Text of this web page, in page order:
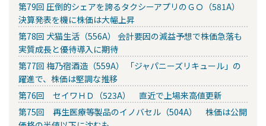
第79回 圧倒的シェアを誇るタクシーアプリのＧＯ（581A）
決算発表を機に株価は大幅上昇
第78回 犬猫生活（556A） 会計要因の減益予想で株価急落も
実質成長と優待導入に期待
第77回 梅乃宿酒造（559A） 「ジャパニーズリキュール」の
躍進で、株価は堅調な推移
第76回 セイワＨＤ（523A） 直近で上場来高値更新
第75回 再生医療等製品のイノバセル（504A） 株価は公開